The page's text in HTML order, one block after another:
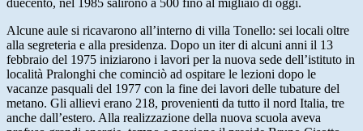
duecento, nel 1985 salirono a 500 fino al migliaio di oggi.
Alcune aule si ricavarono all’interno di villa Tonello: sei locali oltre
alla segreteria e alla presidenza. Dopo un iter di alcuni anni il 13
febbraio del 1975 iniziarono i lavori per la nuova sede dell’istituto in
località Pralonghi che cominciò ad ospitare le lezioni dopo le
vacanze pasquali del 1977 con la fine dei lavori delle tubature del
metano. Gli allievi erano 218, provenienti da tutto il nord Italia, tre
anche dall’estero. Alla realizzazione della nuova scuola aveva